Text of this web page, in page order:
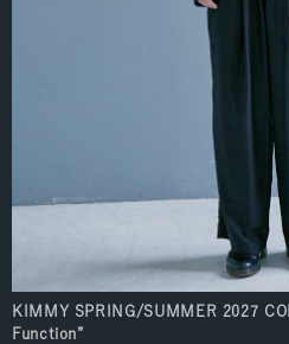
KIMMY SPRING/SUMMER 2027
Function”